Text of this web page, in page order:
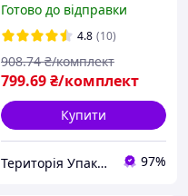
організація простору на
кухні
Готово до відправки
4.8 (10)
799.69₴/комплект
908.74 ₴/комплект
Купити
Територія Упаковки 97%